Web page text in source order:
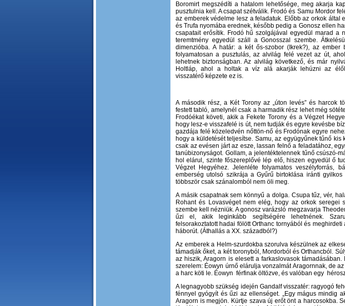
Boromirt megszédíti a hatalom lehetősége, meg akarja
pusztulnia kell. A csapat szétválik. Frodó és Samu Mordor
az emberek védelme lesz a feladatuk. Előbb az orkok által
és Trufa nyomába erednek, később pedig a Gonosz ellen
csapatait erősítik. Frodó hű szolgájával egyedül marad a
teremtmény egyedül száll a Gonosszal szembe.
dimenzióba. A határ: a két ős-szobor (Ikrek?), az
folyamatosan a pusztulás, az alvilág felé vezet az út,
lehetnek biztonságban. Az alvilág következő, és már
Holtláp, ahol a holtak a víz alá akarják lehúzni az
visszatérő képzete ez is.
A második rész, a Két Torony az „úton levés” és harcok
festett tabló, amelynél csak a harmadik rész lehet még
Frodóékat követi, akik a Fekete Torony és a Végzet
hogy lesz-e visszafelé is út, nem tudják és egyre kevésbe
gazdája felé közeledvén nőttön-nő és Frodónak egyre
hogy a küldetését teljesítse. Samu, az együgyűnek tűnő kis
csak az evésen járt az esze, lassan felnő a feladatához,
tanúbizonyságot. Gollam, a jelentéktelennek tűnő csúszó-
hol elárul, szinte főszereplővé lép elő, hiszen egyedül ő
Végzet Hegyéhez. Jelenléte folyamatos veszélyforrás,
emberség utolsó szikrája a Gyűrű birtoklása iránti
többször csak szánalomból nem öli meg.
A másik csapatnak sem könnyű a dolga. Csupa tűz, vér,
Rohant és Lovasvéget nem elég, hogy az orkok seregei
szembe kell nézniük. A gonosz varázsló megzavarja
űzi el, akik leginkább segítségére lehetnének.
felsorakoztatott hadai fölött Orthanc tornyából és
háborút. (Áthallás a XX. századból?)
Az emberek a Helm-szurdokba szorulva készülnek az
támadják őket, a két toronyból, Mordorból és Orthancból.
az hiszik, Aragorn is elesett a farkaslovasok
szerelem: Éowyn úrnő elárulja vonzalmát Aragornnak, de
a harc köti le. Éowyn férfinak öltözve, és valóban egy
A legnagyobb szükség idején Gandalf visszatér: ragyogó
fénnyel gyógyít és űzi az ellenséget. „Egy mágus mindig
Aragorn is megjön. Kürtje szava új erőt önt a harcosokba.